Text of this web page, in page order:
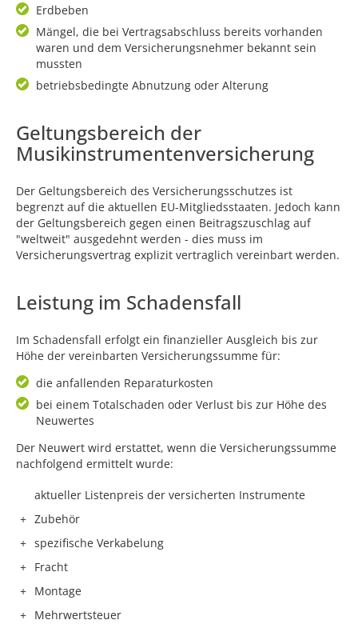
Erdbeben
Mängel, die bei Vertragsabschluss bereits vorhanden
waren und dem Versicherungsnehmer bekannt sein
mussten
betriebsbedingte Abnutzung oder Alterung
Geltungsbereich der
Musikinstrumentenversicherung
Der Geltungsbereich des Versicherungsschutzes ist
begrenzt auf die aktuellen EU-Mitgliedsstaaten. Jedoch kann
der Geltungsbereich gegen einen Beitragszuschlag auf
"weltweit" ausgedehnt werden - dies muss im
Versicherungsvertrag explizit vertraglich vereinbart werden.
Leistung im Schadensfall
Im Schadensfall erfolgt ein finanzieller Ausgleich bis zur
Höhe der vereinbarten Versicherungssumme für:
die anfallenden Reparaturkosten
bei einem Totalschaden oder Verlust bis zur Höhe des
Neuwertes
Der Neuwert wird erstattet, wenn die Versicherungssumme
nachfolgend ermittelt wurde:
aktueller Listenpreis der versicherten Instrumente
+ Zubehör
+ spezifische Verkabelung
+ Fracht
+ Montage
+ Mehrwertsteuer